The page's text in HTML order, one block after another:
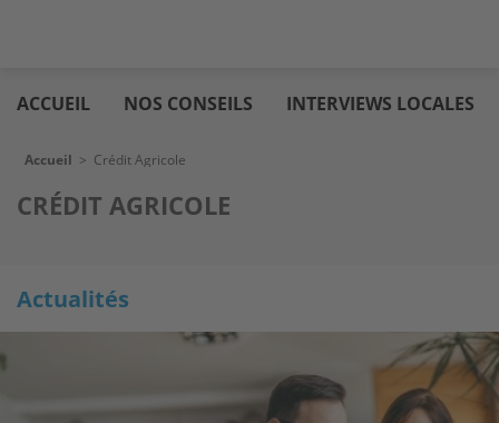
au
contenu
immo
ACCUEIL NOS CONSEILS INTERVIEWS LOCALES
Fil d'Ariane
Accueil > Crédit Agricole
CRÉDIT AGRICOLE
Actualités
Image
Actualités
Image
Actualités